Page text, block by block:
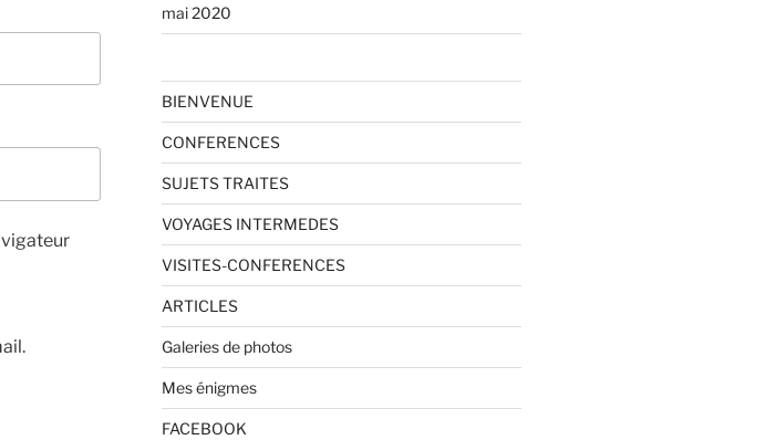
mai 2020
BIENVENUE
CONFERENCES
SUJETS TRAITES
VOYAGES INTERMEDES
VISITES-CONFERENCES
ARTICLES
Galeries de photos
Mes énigmes
FACEBOOK